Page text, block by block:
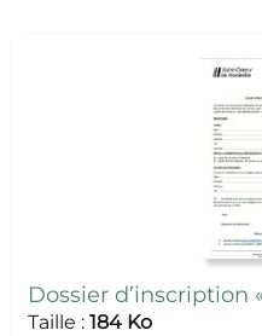
Dossier d’inscription
Taille : 184 Ko